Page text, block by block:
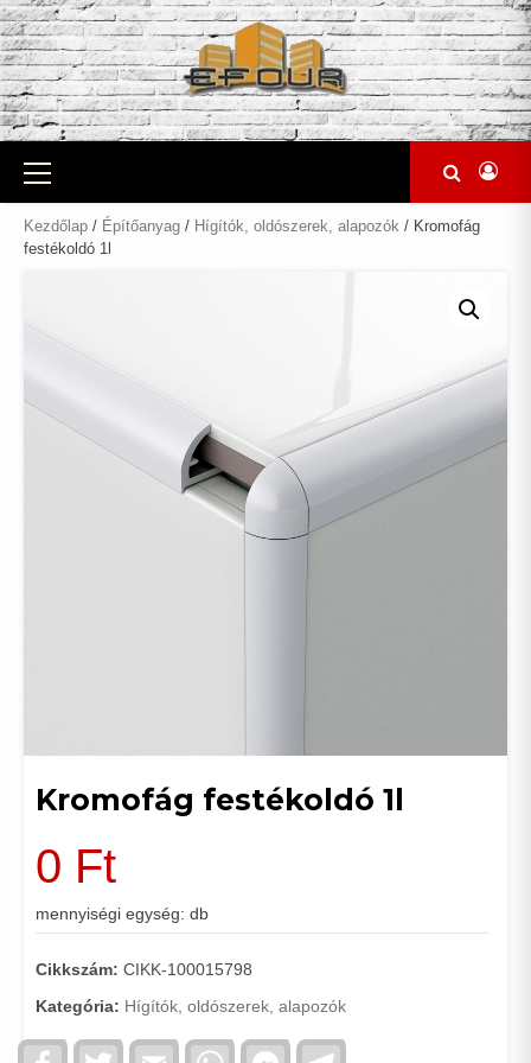
Skip
to
content
Primary
Menu
Kezdőlap / Építőanyag / Hígítók, oldószerek, alapozók / Kromofág
festékoldó 1l
Kromofág festékoldó 1l
0 Ft
mennyiségi egység: db
Cikkszám: CIKK-100015798
Kategória: Hígítók, oldószerek, alapozók
FacebookTwitter Email WhatsAppFacebook